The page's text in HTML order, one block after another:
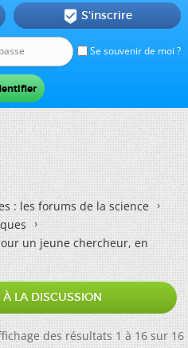
Se souvenir de moi ?
 S'inscrire
: les forums de la science
un jeune chercheur, en
À LA DISCUSSION
des résultats 1 à 16 sur 16